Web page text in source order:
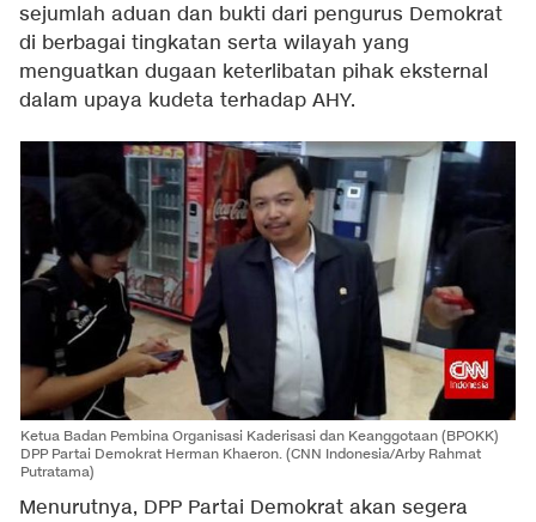
sejumlah aduan dan bukti dari pengurus Demokrat
di berbagai tingkatan serta wilayah yang
menguatkan dugaan keterlibatan pihak eksternal
dalam upaya kudeta terhadap AHY.
Ketua Badan Pembina Organisasi Kaderisasi dan Keanggotaan (BPOKK)
DPP Partai Demokrat Herman Khaeron. (CNN Indonesia/Arby Rahmat
Putratama)
Menurutnya, DPP Partai Demokrat akan segera